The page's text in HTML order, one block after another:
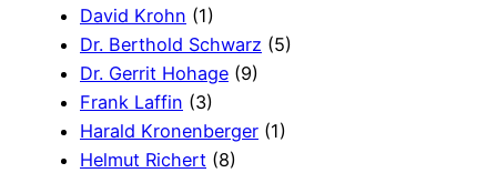
David Krohn (1)
Dr. Berthold Schwarz (5)
Dr. Gerrit Hohage (9)
Frank Laffin (3)
Harald Kronenberger (1)
Helmut Richert (8)